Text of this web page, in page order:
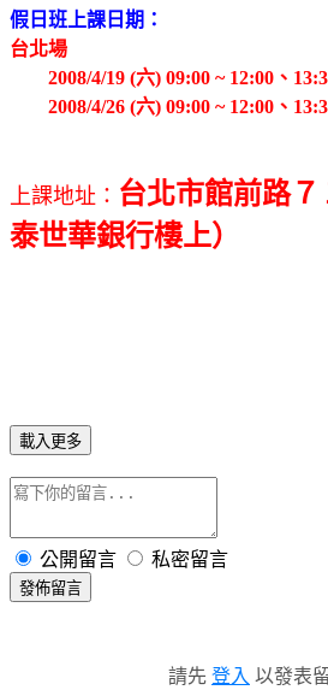
假日班上課日期：
台北場
2008/4/19 (六) 09:00 ~ 12:00、
2008/4/26 (六) 09:00 ~ 12:00、
上課地址： 台北市館前路
泰世華銀行樓上）
載入更多
公開留言 私密留言
發佈留言
請先 登入 以發表